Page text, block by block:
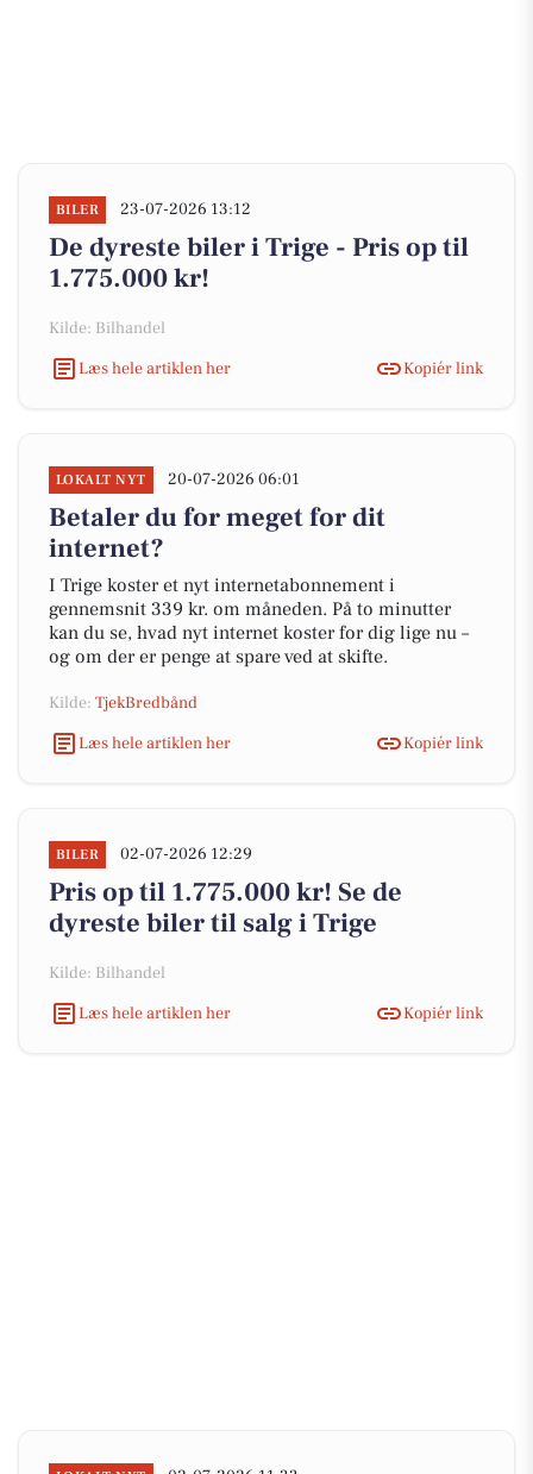
BILER 23-07-2026 13:12
De dyreste biler i Trige - Pris op til
1.775.000 kr!
Kilde: Bilhandel
Læs hele artiklen her
Kopiér link
LOKALT NYT 20-07-2026 06:01
Betaler du for meget for dit
internet?
I Trige koster et nyt internetabonnement i
gennemsnit 339 kr. om måneden. På to minutter
kan du se, hvad nyt internet koster for dig lige nu –
og om der er penge at spare ved at skifte.
Kilde: TjekBredbånd
Læs hele artiklen her
Kopiér link
BILER 02-07-2026 12:29
Pris op til 1.775.000 kr! Se de
dyreste biler til salg i Trige
Kilde: Bilhandel
Læs hele artiklen her
Kopiér link